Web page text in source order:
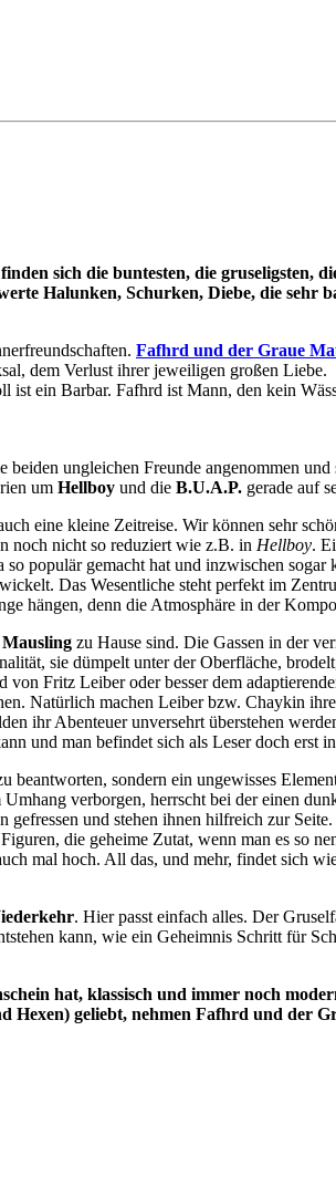
sich die buntesten, die gruseligsten,
Halunken, Schurken, Diebe, die
Fafhrd und der Graue
dem Verlust ihrer jeweiligen großen Liebe.
ein Barbar. Fafhrd ist Mann, den kein
beiden ungleichen Freunde angenommen
um Hellboy und die B.U.A.P. gerade auf
eine kleine Zeitreise. Wir können sehr
noch nicht so reduziert wie z.B. in Hellboy.
populär gemacht hat und inzwischen sogar
Das Wesentliche steht perfekt im
hängen, denn die Atmosphäre in der
zu Hause sind. Die Gassen in der
sie dümpelt unter der Oberfläche,
Fritz Leiber oder besser dem
Natürlich machen Leiber bzw. Chaykin
ihr Abenteuer unversehrt überstehen
und man befindet sich als Leser doch erst
sondern ein ungewisses
verborgen, herrscht bei der einen
gefressen und stehen ihnen hilfreich zur Seite.
die geheime Zutat, wenn man es so
mal hoch. All das, und mehr, findet
. Hier passt einfach alles. Der
kann, wie ein Geheimnis Schritt für
hat, klassisch und immer noch
Hexen) geliebt, nehmen Fafhrd und der